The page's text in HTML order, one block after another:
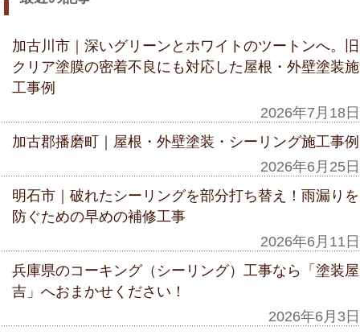
加古川市｜深いグリーンとホワイトのツートンへ。旧
クリア塗膜の密着不良にも対応した屋根・外壁塗装施
工事例
2026年7月18日
加古郡播磨町｜屋根・外壁塗装・シーリング施工事例
2026年6月25日
明石市｜破れたシーリングを部分打ち替え！雨漏りを
防ぐための早めの補修工事
2026年6月11日
兵庫県のコーキング（シーリング）工事なら「塗装屋
吉」へおまかせください！
2026年6月3日